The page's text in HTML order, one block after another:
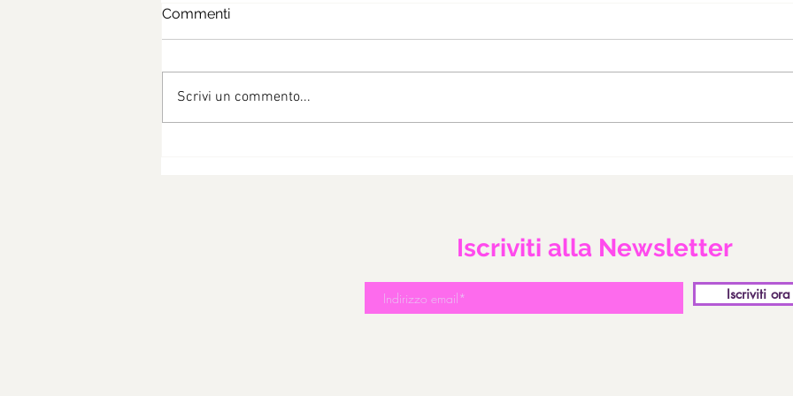
Commenti
Scrivi un commento...
Iscriviti alla Newsletter
Iscriviti ora